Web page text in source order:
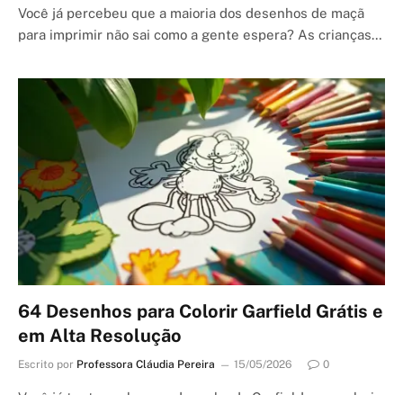
Você já percebeu que a maioria dos desenhos de maçã
para imprimir não sai como a gente espera? As crianças…
64 Desenhos para Colorir Garfield Grátis e
em Alta Resolução
Escrito por Professora Cláudia Pereira 15/05/2026 0